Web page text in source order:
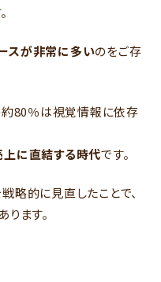
スが非常に多いのをご存
80％は視覚情報に依存
に直結する時代です。
略的に見直したことで、
ります。